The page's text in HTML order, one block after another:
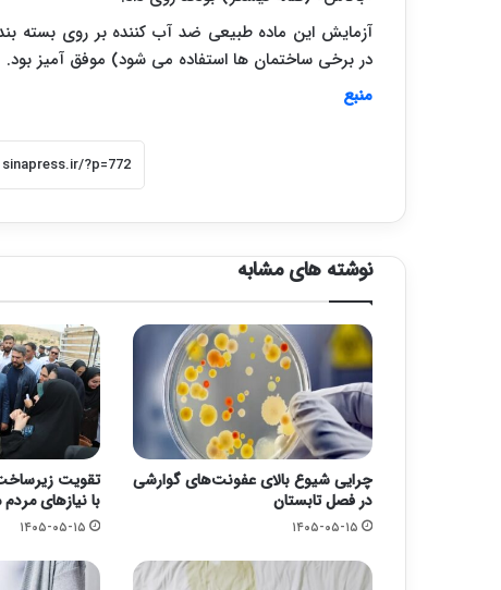
آزمایش این ماده طبیعی ضد آب کننده بر روی بسته
در برخی ساختمان ها استفاده می شود) موفق آمیز بود.
منبع
نوشته های مشابه
چرایی شیوع بالای عفونت‌های گوارشی
در فصل تابستان
۱۴۰۵-۰۵-۱۵
تقویت
با نیازهای
۱۴۰۵-۰۵-۱۵